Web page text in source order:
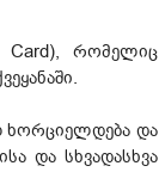
Card), რომელიც
ხორციელდება და
და სხვადასხვა